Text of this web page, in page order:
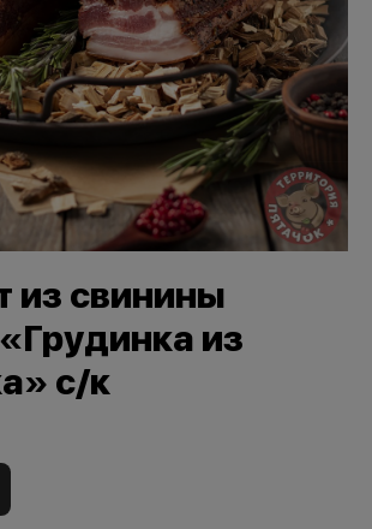
из свинины
из
с/к